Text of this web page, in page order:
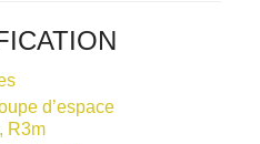
d’espace
R3m